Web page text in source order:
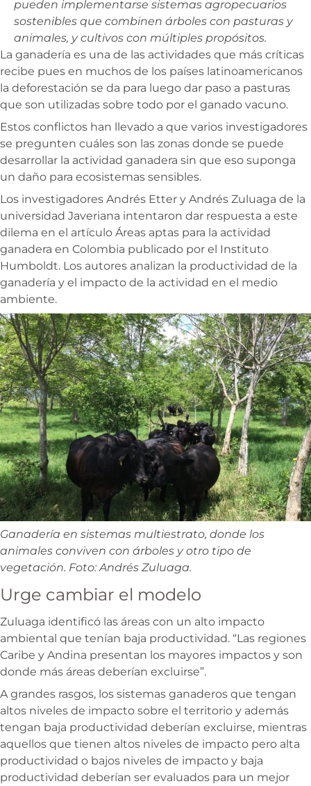
pueden implementarse sistemas agropecuarios
sostenibles que combinen árboles con pasturas y
animales, y cultivos con múltiples propósitos.
La ganadería es una de las actividades que más críticas
recibe pues en muchos de los países latinoamericanos
la deforestación se da para luego dar paso a pasturas
que son utilizadas sobre todo por el ganado vacuno.
Estos conflictos han llevado a que varios investigadores
se pregunten cuáles son las zonas donde se puede
desarrollar la actividad ganadera sin que eso suponga
un daño para ecosistemas sensibles.
Los investigadores Andrés Etter y Andrés Zuluaga de la
universidad Javeriana intentaron dar respuesta a este
dilema en el artículo Áreas aptas para la actividad
ganadera en Colombia publicado por el Instituto
Humboldt. Los autores analizan la productividad de la
ganadería y el impacto de la actividad en el medio
ambiente.
Ganadería en sistemas multiestrato, donde los
animales conviven con árboles y otro tipo de
vegetación. Foto: Andrés Zuluaga.
Urge cambiar el modelo
Zuluaga identificó las áreas con un alto impacto
ambiental que tenían baja productividad. “Las regiones
Caribe y Andina presentan los mayores impactos y son
donde más áreas deberían excluirse”.
A grandes rasgos, los sistemas ganaderos que tengan
altos niveles de impacto sobre el territorio y además
tengan baja productividad deberían excluirse, mientras
aquellos que tienen altos niveles de impacto pero alta
productividad o bajos niveles de impacto y baja
productividad deberían ser evaluados para un mejor